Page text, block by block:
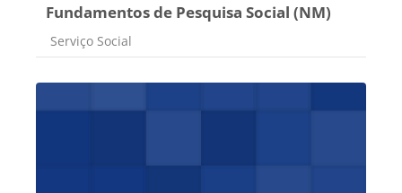
Fundamentos de Pesquisa Social (NM)
Categoria do curso
Serviço Social